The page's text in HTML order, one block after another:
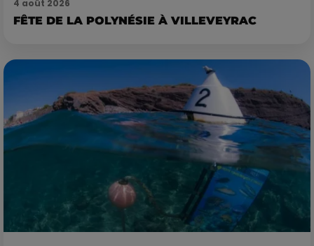
4 août 2026
FÊTE DE LA POLYNÉSIE À VILLEVEYRAC